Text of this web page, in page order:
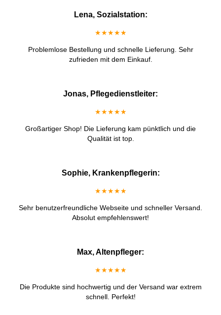
Lena, Sozialstation:
★★★★★
Problemlose Bestellung und schnelle Lieferung. Sehr
zufrieden mit dem Einkauf.
Jonas, Pflegedienstleiter:
★★★★★
Großartiger Shop! Die Lieferung kam pünktlich und die
Qualität ist top.
Sophie, Krankenpflegerin:
★★★★★
Sehr benutzerfreundliche Webseite und schneller Versand.
Absolut empfehlenswert!
Max, Altenpfleger:
★★★★★
Die Produkte sind hochwertig und der Versand war extrem
schnell. Perfekt!